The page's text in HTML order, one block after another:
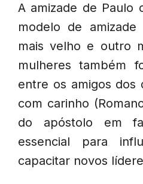
A amizade de Paulo
modelo de
mais velho e outro
mulheres também
entre os amigos dos
com carinho
do apóstolo em
essencial para
capacitar novos